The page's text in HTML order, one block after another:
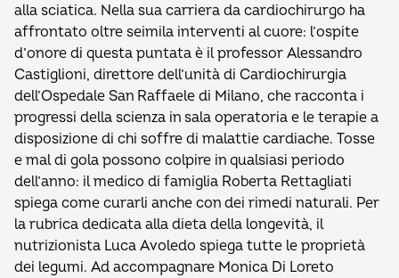
alla sciatica. Nella sua carriera da cardiochirurgo ha
affrontato oltre seimila interventi al cuore: l’ospite
d’onore di questa puntata è il professor Alessandro
Castiglioni, direttore dell’unità di Cardiochirurgia
dell’Ospedale San Raffaele di Milano, che racconta i
progressi della scienza in sala operatoria e le terapie a
disposizione di chi soffre di malattie cardiache. Tosse
e mal di gola possono colpire in qualsiasi periodo
dell’anno: il medico di famiglia Roberta Rettagliati
spiega come curarli anche con dei rimedi naturali. Per
la rubrica dedicata alla dieta della longevità, il
nutrizionista Luca Avoledo spiega tutte le proprietà
dei legumi. Ad accompagnare Monica Di Loreto